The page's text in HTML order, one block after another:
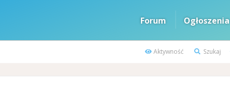
Forum Ogłoszenia
Aktywność Szukaj